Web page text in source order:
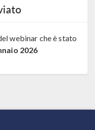
webinar che è stato
2026